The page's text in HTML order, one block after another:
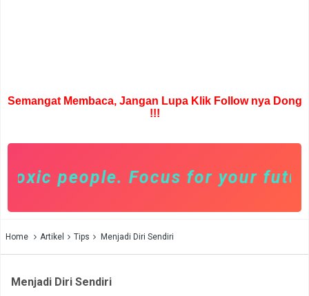
Semangat Membaca, Jangan Lupa Klik Follow nya Dong
!!!
people. Focus for your
Home Artikel Tips Menjadi Diri Sendiri
Menjadi Diri Sendiri